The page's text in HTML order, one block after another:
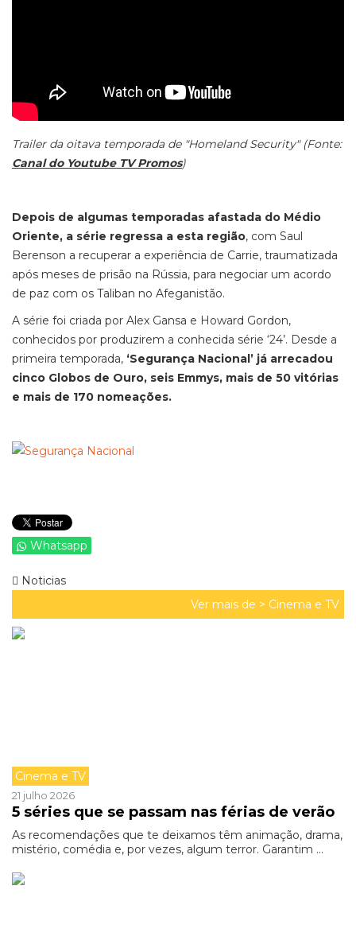
Trailer da oitava temporada de "Homeland Security" (Fonte:
Canal do Youtube TV Promos)
Depois de algumas temporadas afastada do Médio
Oriente, a série regressa a esta região, com Saul
Berenson a recuperar a experiência de Carrie, traumatizada
após meses de prisão na Rússia, para negociar um acordo
de paz com os Taliban no Afeganistão.
A série foi criada por Alex Gansa e Howard Gordon,
conhecidos por produzirem a conhecida série ‘24’. Desde a
primeira temporada, ‘Segurança Nacional’ já arrecadou
cinco Globos de Ouro, seis Emmys, mais de 50 vitórias
e mais de 170 nomeações.
Whatsapp
Noticias
Ver mais de > Cinema e TV
Cinema e TV
21 julho 2026
5 séries que se passam nas férias de verão
As recomendações que te deixamos têm animação, drama,
mistério, comédia e, por vezes, algum terror. Garantim ...